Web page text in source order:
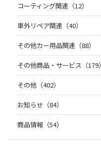
コーティング関連（12）
車外リペア関連（40）
その他カー用品関連（88）
その他商品・サービス（179）
その他（402）
お知らせ（84）
商品情報（54）